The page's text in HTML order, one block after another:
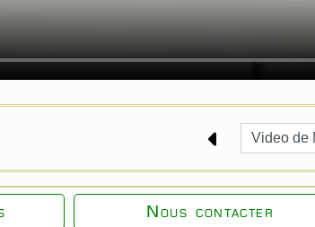
Nous contacter